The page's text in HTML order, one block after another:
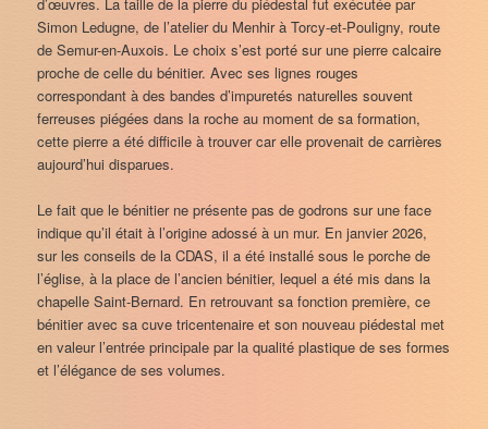
Simon Ledugne, de l’atelier du Menhir à Torcy-et-Pouligny, route
de Semur-en-Auxois. Le choix s’est porté sur une pierre calcaire
proche de celle du bénitier. Avec ses lignes rouges
correspondant à des bandes d’impuretés naturelles souvent
ferreuses piégées dans la roche au moment de sa formation,
cette pierre a été difficile à trouver car elle provenait de carrières
aujourd’hui disparues.
Le fait que le bénitier ne présente pas de godrons sur une face
indique qu’il était à l’origine adossé à un mur. En janvier 2026,
sur les conseils de la CDAS, il a été installé sous le porche de
l’église, à la place de l’ancien bénitier, lequel a été mis dans la
chapelle Saint-Bernard. En retrouvant sa fonction première, ce
bénitier avec sa cuve tricentenaire et son nouveau piédestal met
en valeur l’entrée principale par la qualité plastique de ses formes
et l’élégance de ses volumes.